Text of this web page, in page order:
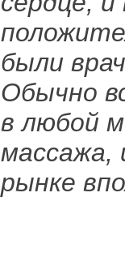
были
Обычно
в любой
массажа,
рынке